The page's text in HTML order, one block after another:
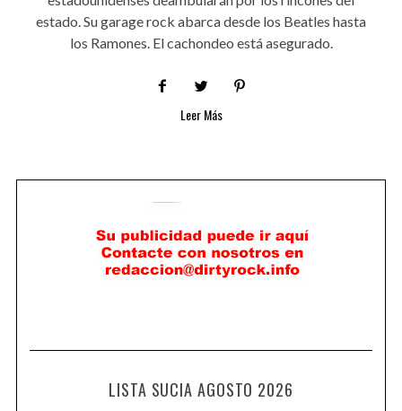
estado. Su garage rock abarca desde los Beatles hasta
los Ramones. El cachondeo está asegurado.
Leer Más
LISTA SUCIA AGOSTO 2026